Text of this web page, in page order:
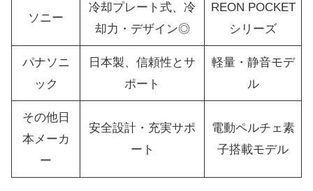
ソニー
冷却プレート式、冷
却力・デザイン◎
REON POCKET
シリーズ
パナソニ
ック
日本製、信頼性とサ
ポート
軽量・静音モデ
ル
その他日
本メーカ
ー
安全設計・充実サポ
ート
電動ペルチェ素
子搭載モデル